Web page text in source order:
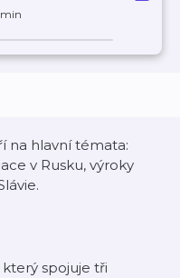
min
na hlavní témata:
v Rusku, výroky
spojuje tři